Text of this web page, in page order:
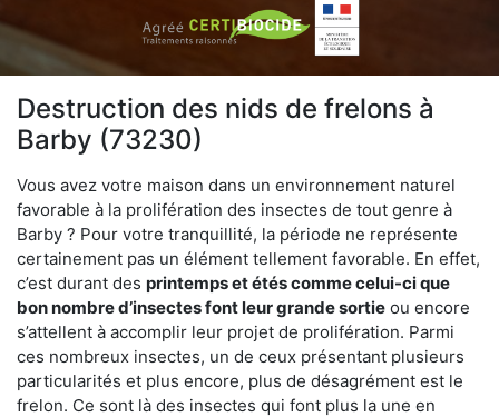
Destruction des nids de frelons à
Barby (73230)
Vous avez votre maison dans un environnement naturel
favorable à la prolifération des insectes de tout genre à
Barby ? Pour votre tranquillité, la période ne représente
certainement pas un élément tellement favorable. En effet,
c’est durant des printemps et étés comme celui-ci que
bon nombre d’insectes font leur grande sortie ou encore
s’attellent à accomplir leur projet de prolifération. Parmi
ces nombreux insectes, un de ceux présentant plusieurs
particularités et plus encore, plus de désagrément est le
frelon. Ce sont là des insectes qui font plus la une en